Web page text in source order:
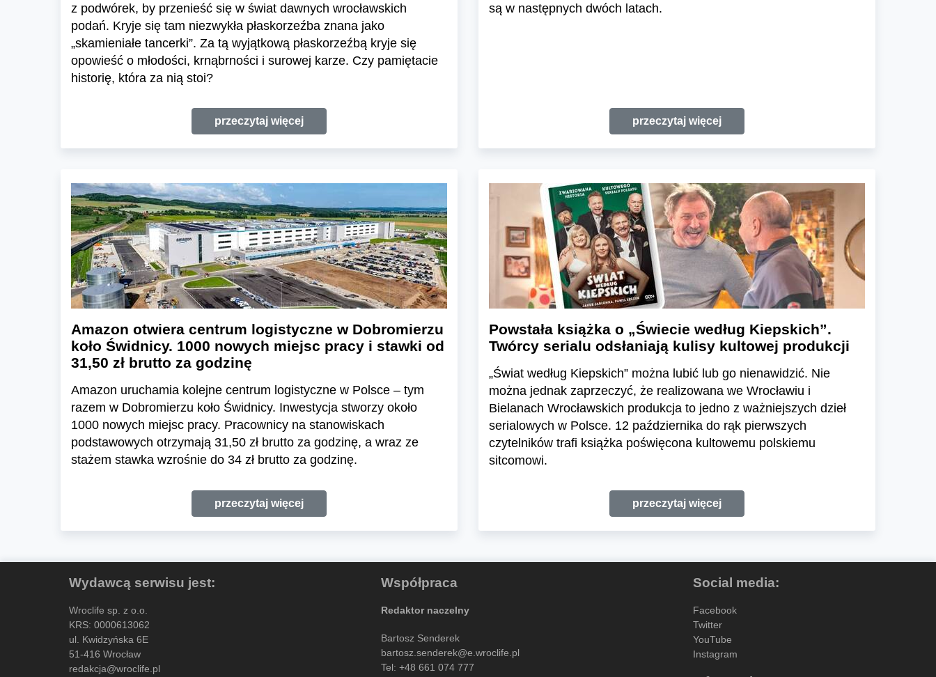
z podwórek, by przenieść się w świat dawnych wrocławskich
podań. Kryje się tam niezwykła płaskorzeźba znana jako
„skamieniałe tancerki”. Za tą wyjątkową płaskorzeźbą kryje się
opowieść o młodości, krnąbrności i surowej karze. Czy pamiętacie
historię, która za nią stoi?
przeczytaj więcej
są w następnych dwóch latach.
przeczytaj więcej
Amazon otwiera centrum logistyczne w Dobromierzu
koło Świdnicy. 1000 nowych miejsc pracy i stawki od
31,50 zł brutto za godzinę
Amazon uruchamia kolejne centrum logistyczne w Polsce – tym
razem w Dobromierzu koło Świdnicy. Inwestycja stworzy około
1000 nowych miejsc pracy. Pracownicy na stanowiskach
podstawowych otrzymają 31,50 zł brutto za godzinę, a wraz ze
stażem stawka wzrośnie do 34 zł brutto za godzinę.
przeczytaj więcej
Powstała książka o „Świecie według Kiepskich”.
Twórcy serialu odsłaniają kulisy kultowej produkcji
„Świat według Kiepskich” można lubić lub go nienawidzić. Nie
można jednak zaprzeczyć, że realizowana we Wrocławiu i
Bielanach Wrocławskich produkcja to jedno z ważniejszych dzieł
serialowych w Polsce. 12 października do rąk pierwszych
czytelników trafi książka poświęcona kultowemu polskiemu
sitcomowi.
przeczytaj więcej
Wydawcą serwisu jest:
Wroclife sp. z o.o.
KRS: 0000613062
ul. Kwidzyńska 6E
51-416 Wrocław
redakcja@wroclife.pl
Współpraca
Redaktor naczelny
Bartosz Senderek
bartosz.senderek@e.wroclife.pl
Tel: +48 661 074 777
Social media:
Facebook
Twitter
YouTube
Instagram